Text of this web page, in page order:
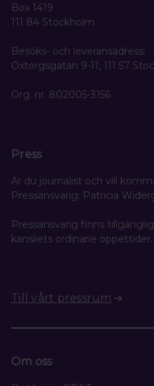
Box 1419
111 84 Stockholm
Besöks- och leveransadress:
Oxtorgsgatan 9-11, 111 57
Org. nr. 802005-3156
Press
Är du journalist och vill
Pressansvarig: Patricia
Pressansvarig finns
kansliets ordinarie öppettider.
Till vårt pressrum
Om oss